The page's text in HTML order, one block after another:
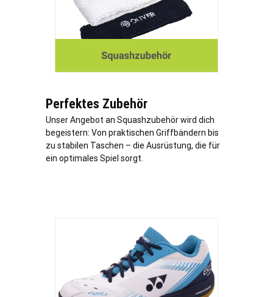
Perfektes Zubehör
Unser Angebot an Squashzubehör wird dich
begeistern: Von praktischen Griffbändern bis
zu stabilen Taschen – die Ausrüstung, die für
ein optimales Spiel sorgt.